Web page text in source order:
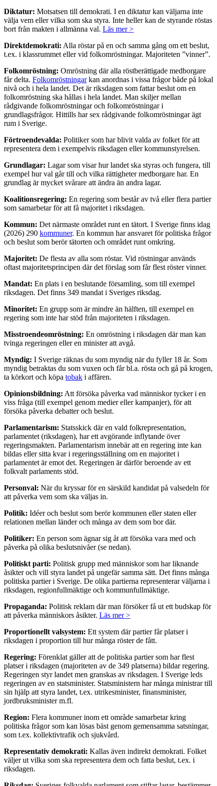
Diktatur: Motsatsen till demokrati. I en diktatur kan väljarna inte
välja vem eller vilka som ska styra. Inte heller kan de styrande röstas
bort från makten i allmänna val. Läs mer >
Direktdemokrati: Alla röstar på en och samma gång om ett beslut,
t.ex. i klassrummet eller vid folkomröstningar. Majoriteten ”vinner”.
Folkomröstning: Omröstning där alla röstberättigade medborgare
får delta. Folkomröstningarkan anordnas i vissa frågor både på lokal
nivå och i hela landet. Det är riksdagen som fattar beslut om en
folkomröstning ska hållas i hela landet. Man skiljer mellan
rådgivande folkomröstningar och folkomröstningar i
grundlagsfrågor. Hittills har sex rådgivande folkomröstningar ägt
rum i Sverige.
Förtroendevalda: Politiker som har blivit valda av folket för att
representera dem i exempelvis riksdagen eller kommunstyrelsen.
Grundlagar: Lagar som visar hur landet ska styras och fungera, till
exempel hur val går till och vilka rättigheter medborgare har. En
grundlag är mycket svårare att ändra än andra lagar.
Koalitionsregering: En regering som består av två eller flera partier
som samarbetar för att få majoritet i riksdagen.
Kommun: Det närmaste området runt en tätort. I Sverige finns idag
(2026) 290 kommuner. En kommun har ansvaret för politiska frågor
och beslut som berör tätorten och området runt omkring.
Majoritet: De flesta av alla som röstar. Vid röstningar används
oftast majoritetsprincipen där det förslag som får flest röster vinner.
Mandat: En plats i en beslutande församling, som till exempel
riksdagen. Det finns 349 mandat i Sveriges riksdag.
Minoritet: En grupp som är mindre än hälften, till exempel en
regering som inte har stöd från majoriteten i riksdagen.
Misstroendeomröstning: En omröstning i riksdagen där man kan
tvinga regeringen eller en minister att avgå.
Myndig: I Sverige räknas du som myndig när du fyller 18 år. Som
myndig betraktas du som vuxen och får bl.a. rösta och gå på krogen,
ta körkort och köpa tobak i affären.
Opinionsbildning: Att försöka påverka vad människor tycker i en
viss fråga (till exempel genom medier eller kampanjer), för att
försöka påverka debatter och beslut.
Parlamentarism: Statsskick där en vald folkrepresentation,
parlamentet (riksdagen), har ett avgörande inflytande över
regeringsmakten. Parlamentarism innebär att en regering inte kan
bildas eller sitta kvar i regeringsställning om en majoritet i
parlamentet är emot det. Regeringen är därför beroende av ett
folkvalt parlaments stöd.
Personval: När du kryssar för en särskild kandidat på valsedeln för
att påverka vem som ska väljas in.
Politik: Idéer och beslut som berör kommunen eller staten eller
relationen mellan länder och många av dem som bor där.
Politiker: En person som ägnar sig åt att försöka vara med och
påverka på olika beslutsnivåer (se nedan).
Politiskt parti: Politisk grupp med människor som har liknande
åsikter och vill styra landet på ungefär samma sätt. Det finns många
politiska partier i Sverige. De olika partierna representerar väljarna i
riksdagen, regionfullmäktige och kommunfullmäktige.
Propaganda: Politisk reklam där man försöker få ut ett budskap för
att påverka människors åsikter. Läs mer >
Proportionellt valsystem: Ett system där partier får platser i
riksdagen i proportion till hur många röster de fått.
Regering: Förenklat gäller att de politiska partier som har flest
platser i riksdagen (majoriteten av de 349 platserna) bildar regering.
Regeringen styr landet men granskas av riksdagen. I Sverige leds
regeringen av en statsminister. Statsministern har många ministrar till
sin hjälp att styra landet, t.ex. utrikesminister, finansminister,
jordbruksminister m.fl.
Region: Flera kommuner inom ett område samarbetar kring
politiska frågor som kan lösas bäst genom gemensamma satsningar,
som t.ex. kollektivtrafik och sjukvård.
Representativ demokrati: Kallas även indirekt demokrati. Folket
väljer ut vilka som ska representera dem och fatta beslut, t.ex. i
riksdagen.